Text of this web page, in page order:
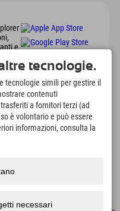
e
4.634km
Piste per lo sci e lo
snowboard
tecnologie.
tecnologie simili per gestire il
contenuti
a fornitori terzi (ad
è volontario e può essere
informazioni, consulta la
necessari